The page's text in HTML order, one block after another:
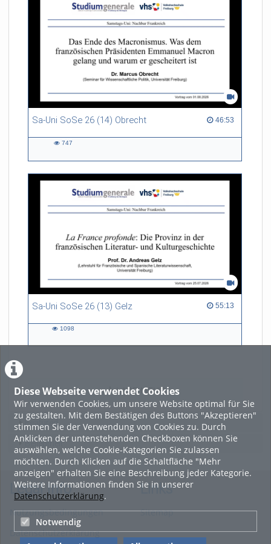
Diese Webseite verwendet Cookies
Wir verwenden Cookies, um unsere Website optimal für Sie
zu gestalten. Mit dem Bestätigen des Buttons "Akzeptieren"
stimmen Sie der Verwendung von Cookies zu. Durch
Anklicken der untenstehenden Checkboxen können Sie
auswählen, welche Cookie-Kategorien Sie zulassen
möchten. Durch Klicken auf die Schaltfläche "Mehr
anzeigen" erhalten Sie eine Beschreibung jeder Kategorie.
Weitere Informationen finden Sie in unserer
Datenschutzerklärung.
Notwendig
Sa-Uni SoSe 26 (14) Obrecht 46:53
46:53 duration
747
Sa-Uni SoSe 26 (13) Gelz 55:13
55:13 duration
1098
LADE MEHR
Featured
Beliebtheit
Legal Info
Nutzungsbedingungen
Datenschutzerklärung
Links
Sitemap